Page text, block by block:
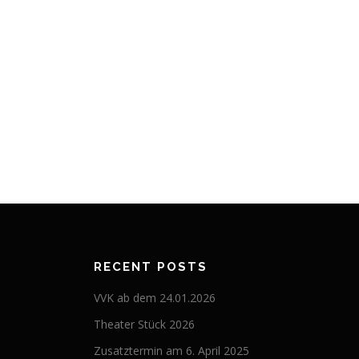
RECENT POSTS
VVK ab dem 24.01.2026
Theater Stück 2026
Zusatztermin am 6. April 2025